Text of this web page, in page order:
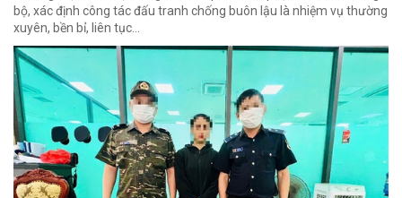
bộ, xác định công tác đấu tranh chống buôn lậu là nhiệm vụ thường
xuyên, bền bỉ, liên tục…